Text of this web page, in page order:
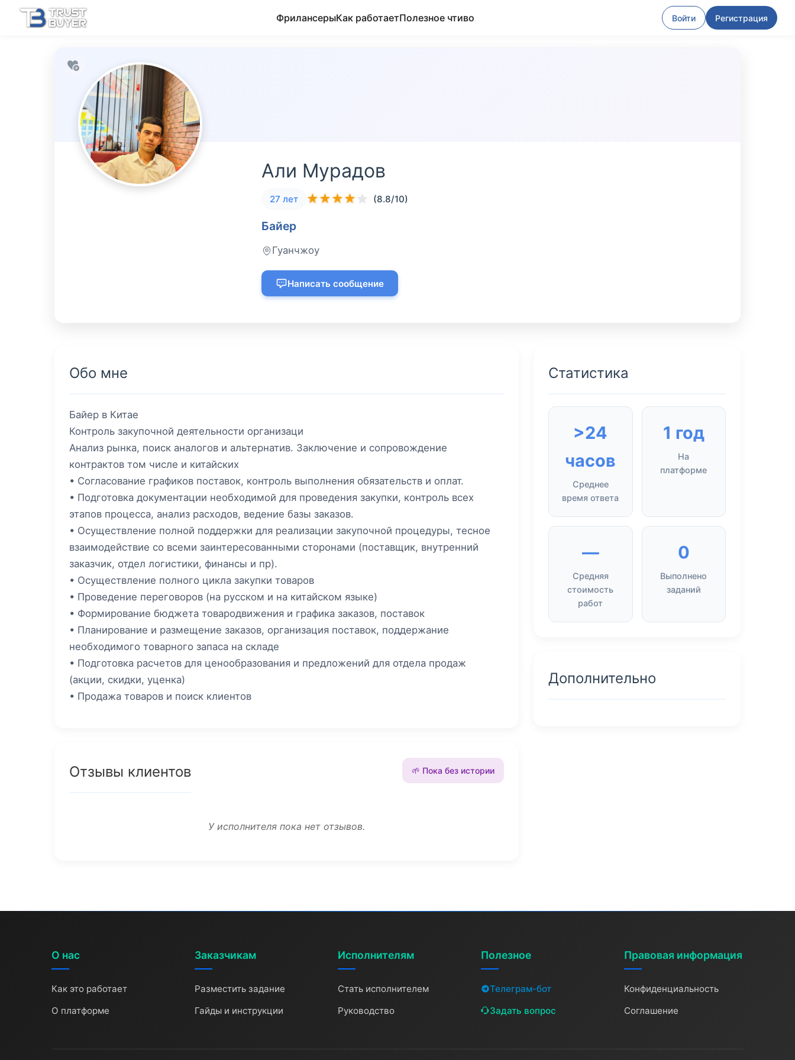
ФрилансерыКак работаетПолезное чтиво Войти Регистрация
Али Мурадов
27 лет ★★★★ ★ (8.8/10)
Байер
Гуанчжоу
Написать сообщение
Обо мне
Байер в Китае
Контроль закупочной деятельности организаци
Анализ рынка, поиск аналогов и альтернатив. Заключение и сопровождение
контрактов том числе и китайских
• Согласование графиков поставок, контроль выполнения обязательств и оплат.
• Подготовка документации необходимой для проведения закупки, контроль всех
этапов процесса, анализ расходов, ведение базы заказов.
• Осуществление полной поддержки для реализации закупочной процедуры, тесное
взаимодействие со всеми заинтересованными сторонами (поставщик, внутренний
заказчик, отдел логистики, финансы и пр).
• Осуществление полного цикла закупки товаров
• Проведение переговоров (на русском и на китайском языке)
• Формирование бюджета товародвижения и графика заказов, поставок
• Планирование и размещение заказов, организация поставок, поддержание
необходимого товарного запаса на складе
• Подготовка расчетов для ценообразования и предложений для отдела продаж
(акции, скидки, уценка)
• Продажа товаров и поиск клиентов
Отзывы клиентов 🌱 Пока без истории
У исполнителя пока нет отзывов.
Статистика
>24
часов
Среднее
время ответа
1 год
На
платформе
—
Средняя
стоимость
работ
0
Выполнено
заданий
Дополнительно
О нас
Как это работает
О платформе
Заказчикам
Разместить задание
Гайды и инструкции
Исполнителям
Стать исполнителем
Руководство
Полезное
Телеграм-бот
Задать вопрос
Правовая информация
Конфиденциальность
Соглашение